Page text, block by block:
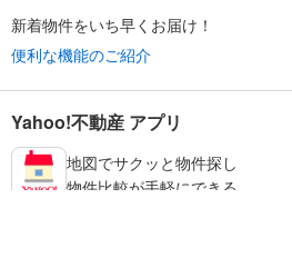
新着物件をいち早くお届け！
便利な機能のご紹介
Yahoo!不動産 アプリ
地図でサクッと物件探し
物件比較が手軽にできる